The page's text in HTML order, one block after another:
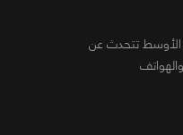
الأوسط تتحدث عن